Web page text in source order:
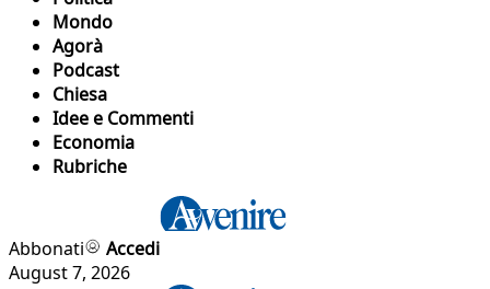
Mondo
Agorà
Podcast
Chiesa
Idee e Commenti
Economia
Rubriche
Abbonati
Accedi
August 7, 2026